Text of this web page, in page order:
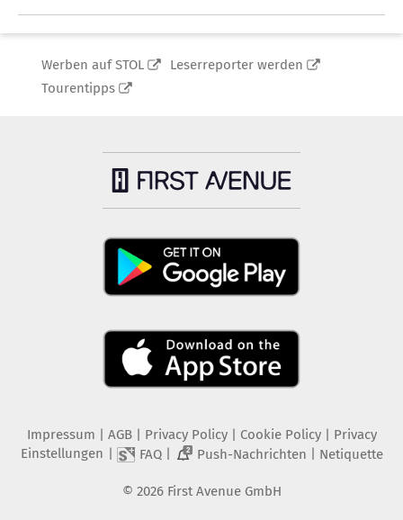
Werben auf STOL
Leserreporter werden
Tourentipps
Impressum AGB Privacy Policy| Cookie Policy| Privacy
Einstellungen
FAQ| 2 Push-Nachrichten Netiquette
© 2026 First Avenue GmbH